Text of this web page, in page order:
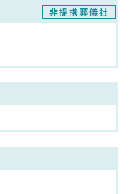
非提携葬儀社